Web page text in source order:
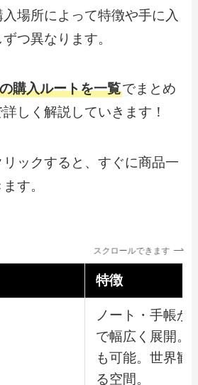
場所によって特徴や手に入
つ異なります。
購入ルートを一覧でまとめ
しく解説していきます！
ックすると、すぐに商品一
す。
スクロールできます
特徴
ノート・手帳か
で幅広く展開。
も可能。世界観
る空間。